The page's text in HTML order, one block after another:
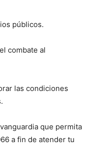
públicos.
combate al
las condiciones
que permita
a fin de atender tu